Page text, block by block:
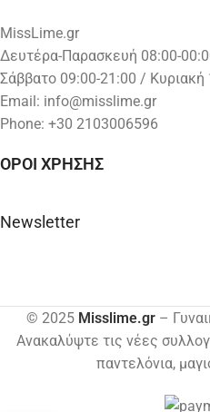
MissLime.gr
Δευτέρα-Παρασκευή 08:00-
Σάββατο 09:00-21:00 / Κυριακή
Email: info@misslime.gr
Phone: +30 2103006596
ΟΡΟΙ ΧΡΗΣΗΣ
Newsletter
© 2025 Misslime.gr –
Ανακαλύψτε τις νέες
παντελόνια,